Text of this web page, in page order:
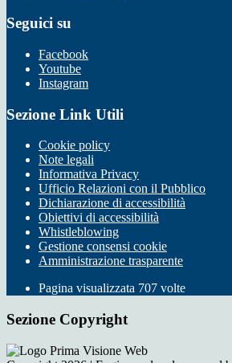
Seguici su
Facebook
Youtube
Instagram
Sezione Link Utili
Cookie policy
Note legali
Informativa Privacy
Ufficio Relazioni con il Pubblico
Dichiarazione di accessibilità
Obiettivi di accessibilità
Whistleblowing
Gestione consensi cookie
Amministrazione trasparente
Pagina visualizzata 707 volte
Sezione Copyright